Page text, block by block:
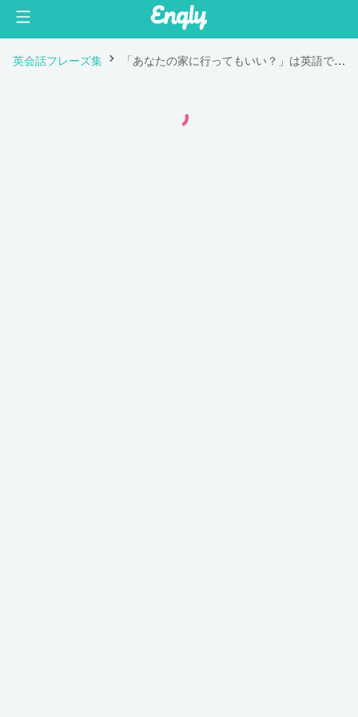
英会話フレーズ集 「あなたの家に行ってもいい？」は英語で "Can I visit your house?"